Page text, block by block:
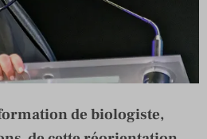
de biologiste,